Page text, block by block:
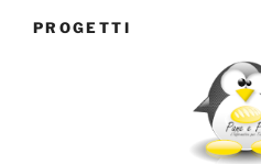
PROGETTI